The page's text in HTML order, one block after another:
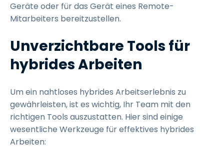
Geräte oder für das Gerät eines Remote-
Mitarbeiters bereitzustellen.
Unverzichtbare Tools für
hybrides Arbeiten
Um ein nahtloses hybrides Arbeitserlebnis zu
gewährleisten, ist es wichtig, Ihr Team mit den
richtigen Tools auszustatten. Hier sind einige
wesentliche Werkzeuge für effektives hybrides
Arbeiten: